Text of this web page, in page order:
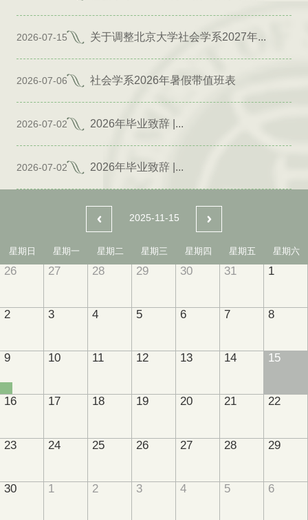
2026-07-15 关于调整北京大学社会学系2027年...
2026-07-06 社会学系2026年暑假带值班表
2026-07-02 2026年毕业致辞 |...
2026-07-02 2026年毕业致辞 |...
2025-11-15
星期日 星期一 星期二 星期三 星期四 星期五 星期六
26 27 28 29 30 31 1
2 3 4 5 6 7 8
9 10 11 12 13 14 15
16 17 18 19 20 21 22
23 24 25 26 27 28 29
30 1 2 3 4 5 6